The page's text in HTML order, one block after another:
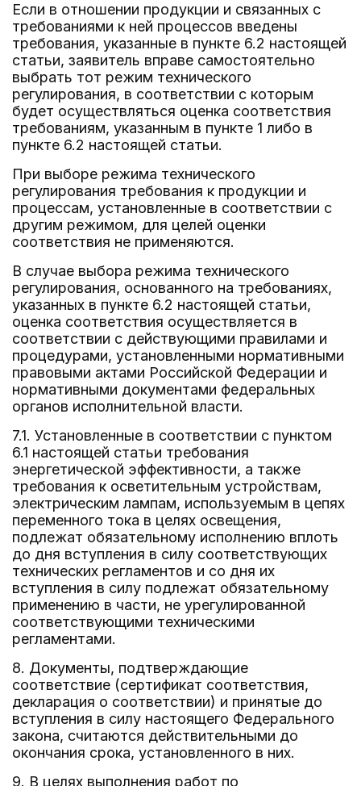
Если в отношении продукции и связанных с
требованиями к ней процессов введены
требования, указанные в пункте 6.2 настоящей
статьи, заявитель вправе самостоятельно
выбрать тот режим технического
регулирования, в соответствии с которым
будет осуществляться оценка соответствия
требованиям, указанным в пункте 1 либо в
пункте 6.2 настоящей статьи.
При выборе режима технического
регулирования требования к продукции и
процессам, установленные в соответствии с
другим режимом, для целей оценки
соответствия не применяются.
В случае выбора режима технического
регулирования, основанного на требованиях,
указанных в пункте 6.2 настоящей статьи,
оценка соответствия осуществляется в
соответствии с действующими правилами и
процедурами, установленными нормативными
правовыми актами Российской Федерации и
нормативными документами федеральных
органов исполнительной власти.
7.1. Установленные в соответствии с пунктом
6.1 настоящей статьи требования
энергетической эффективности, а также
требования к осветительным устройствам,
электрическим лампам, используемым в цепях
переменного тока в целях освещения,
подлежат обязательному исполнению вплоть
до дня вступления в силу соответствующих
технических регламентов и со дня их
вступления в силу подлежат обязательному
применению в части, не урегулированной
соответствующими техническими
регламентами.
8. Документы, подтверждающие
соответствие (сертификат соответствия,
декларация о соответствии) и принятые до
вступления в силу настоящего Федерального
закона, считаются действительными до
окончания срока, установленного в них.
9. В целях выполнения работ по